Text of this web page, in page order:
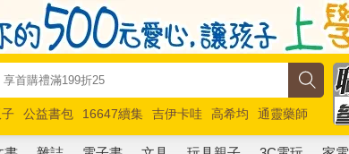
公益書包 16647續集 吉伊卡哇 高希均
通靈藥師
馬斯克 玩具總動員5 超慢跑